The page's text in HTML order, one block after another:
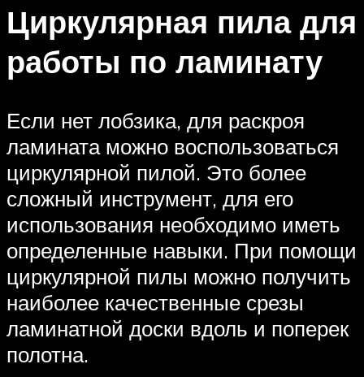
Циркулярная пила для
работы по ламинату
Если нет лобзика, для раскроя
ламината можно воспользоваться
циркулярной пилой. Это более
сложный инструмент, для его
использования необходимо иметь
определенные навыки. При помощи
циркулярной пилы можно получить
наиболее качественные срезы
ламинатной доски вдоль и поперек
полотна.